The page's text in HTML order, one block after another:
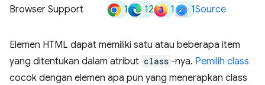
Browser Support 1 12 1 1Source
Elemen HTML dapat memiliki satu atau beberapa item
yang ditentukan dalam atribut class -nya. Pemilih class
cocok dengan elemen apa pun yang menerapkan class